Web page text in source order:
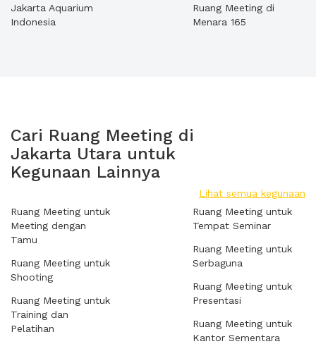
Jakarta Aquarium
Indonesia
Ruang Meeting di
Menara 165
Cari Ruang Meeting di
Jakarta Utara untuk
Kegunaan Lainnya
Lihat semua kegunaan
Ruang Meeting untuk
Meeting dengan
Tamu
Ruang Meeting untuk
Shooting
Ruang Meeting untuk
Training dan
Pelatihan
Ruang Meeting untuk
Tempat Seminar
Ruang Meeting untuk
Serbaguna
Ruang Meeting untuk
Presentasi
Ruang Meeting untuk
Kantor Sementara